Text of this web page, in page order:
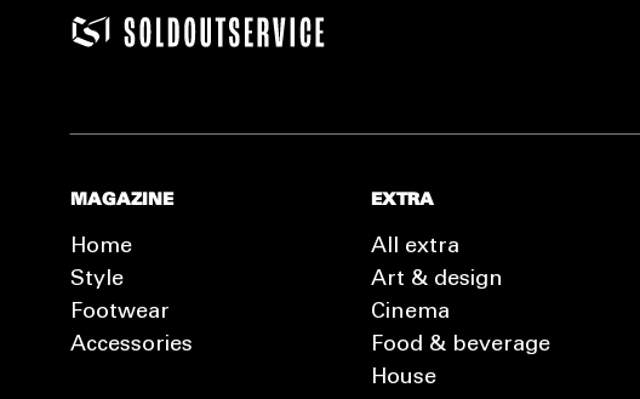
MAGAZINE
Home
Style
Footwear
Accessories
EXTRA
All extra
Art & design
Cinema
Food & beverage
House